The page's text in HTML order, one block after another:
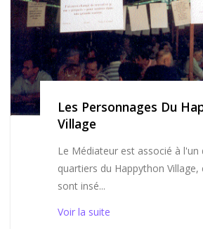
Les Personnages Du
Village
Le Médiateur est associé à l'un
quartiers du Happython Village,
sont insé...
Voir la suite